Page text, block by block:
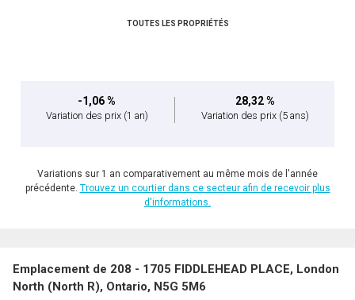
TOUTES LES PROPRIÉTÉS
-1,06 %
Variation des prix (1 an)
28,32 %
Variation des prix (5 ans)
Variations sur 1 an comparativement au même mois de l'année
précédente. Trouvez un courtier dans ce secteur afin de recevoir plus
d'informations.
Emplacement de 208 - 1705 FIDDLEHEAD PLACE, London
North (North R), Ontario, N5G 5M6